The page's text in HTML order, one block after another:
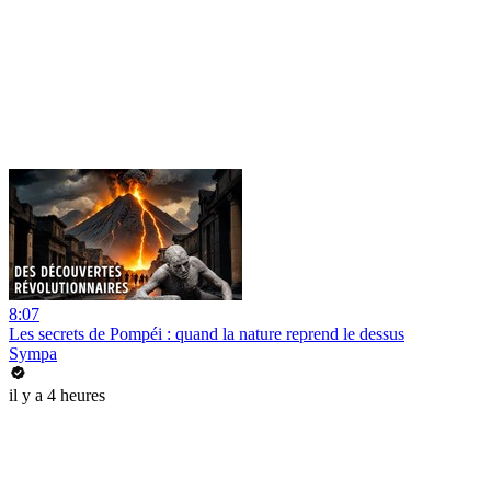
8:07
Les secrets de Pompéi : quand la nature reprend le dessus
Sympa
il y a 4 heures